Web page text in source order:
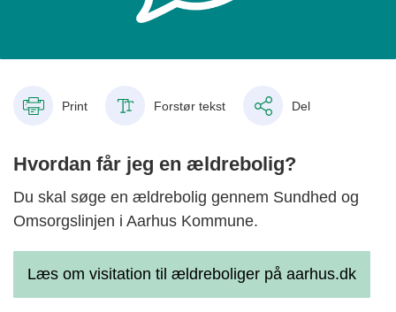
Print Forstør tekst Del
Hvordan får jeg en ældrebolig?
Du skal søge en ældrebolig gennem Sundhed og
Omsorgslinjen i Aarhus Kommune.
Læs om visitation til ældreboliger på aarhus.dk